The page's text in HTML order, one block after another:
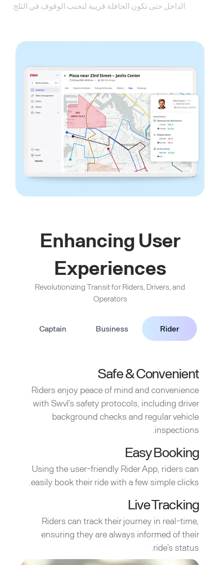
الداخل حتى تكون الحافلة قريبة لتجنب الوقوف في الثلج.
Enhancing User
Experiences
Revolutionizing Transit for Riders, Drivers, and
Operators
Rider
Business
Captain
Safe & Convenient
Riders enjoy peace of mind and convenience
with Swvl’s safety protocols, including driver
background checks and regular vehicle
inspections.
Easy Booking
Using the user-friendly Rider App, riders can
easily book their ride with a few simple clicks.
Live Tracking
Riders can track their journey in real-time,
ensuring they are always informed of their
ride’s status.